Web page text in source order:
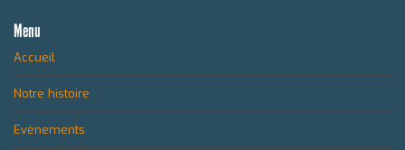
Menu
Accueil
Notre histoire
Evènements